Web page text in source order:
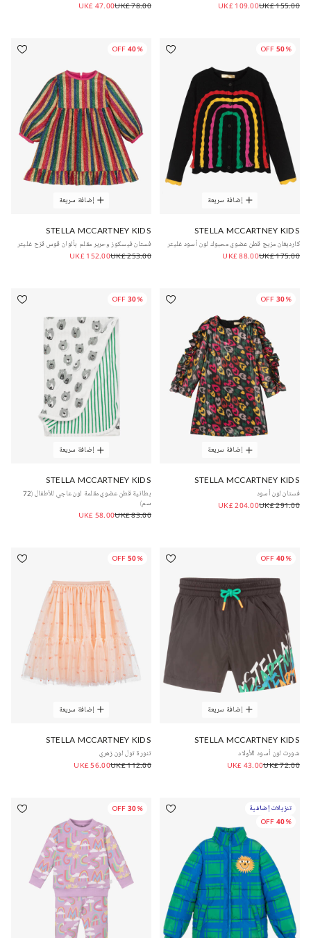
UK£ 155.00
UK£ 109.00
UK£ 78.00
UK£ 47.00
50% OFF
إضافة سريعة
STELLA MCCARTNEY KIDS
كارديغان مزيج قطن عضوي محبوك لون أسود غليتر
UK£ 175.00
UK£ 88.00
40% OFF
إضافة سريعة
STELLA MCCARTNEY KIDS
فستان فيسكوز وحرير مقلم بألوان قوس قزح غليتر
UK£ 253.00
UK£ 152.00
30% OFF
إضافة سريعة
STELLA MCCARTNEY KIDS
فستان لون أسود
UK£ 291.00
UK£ 204.00
30% OFF
إضافة سريعة
STELLA MCCARTNEY KIDS
بطانية قطن عضوي مقلمة لون عاجي للأطفال (72
سم)
UK£ 83.00
UK£ 58.00
40% OFF
إضافة سريعة
STELLA MCCARTNEY KIDS
شورت لون أسود للأولاد
UK£ 72.00
UK£ 43.00
50% OFF
إضافة سريعة
STELLA MCCARTNEY KIDS
تنورة تول لون زهري
UK£ 112.00
UK£ 56.00
تنزيلات إضافية
40% OFF
30% OFF